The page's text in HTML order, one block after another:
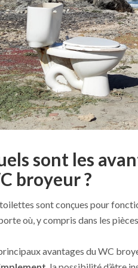
sont les
broyeur ?
sont conçues pour
où, y compris dans les
avantages du WC